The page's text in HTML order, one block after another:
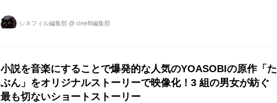
デビュー作にして遺作となった一冊の歌集が映画化された。いじめや非正規雇用を経験
しながら、それでも生きる希望を託した歌は、苦悩を抱える人へのエールとして多くの
シネフィル編集部 @ cinefil編集部
小説を音楽にすることで爆発的な人気のYOASOBIの原作「た
ぶん」をオリジナルストーリーで映像化！3 組の男女が紡ぐ
最も切ないショートストーリー